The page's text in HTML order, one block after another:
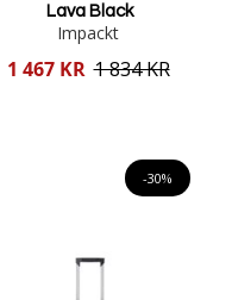
Lava Black
Impackt
1 467 KR 1 834 KR
-30%